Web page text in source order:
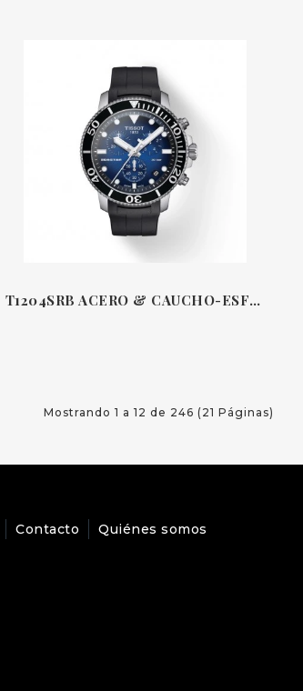
T1204SRB ACERO & CAUCHO-ESFERA AZUL 45.5 MM CUARZO CRONÓGRAFO SEASTAR 1000 TISSOT
Mostrando 1 a 12 de 246 (21 Páginas)
Contacto Quiénes somos